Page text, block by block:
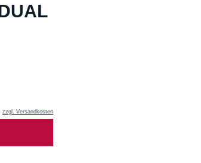
zzgl. Versandkosten